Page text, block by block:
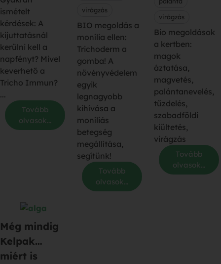
ismételt
kérdések: A
kijuttatásnál
kerülni kell a
napfényt? Mivel
keverhető a
Tricho Immun?
...
Tovább
olvasok...
virágzás
BIO megoldás a
monília ellen:
Trichoderm a
gomba! A
növényvédelem
egyik
legnagyobb
kihívása a
moníliás
betegség
megállítása,
segítünk!
Tovább
olvasok...
virágzás
Bio megoldások
a kertben:
magok
áztatása,
magvetés,
palántanevelés,
tűzdelés,
szabadföldi
kiültetés,
virágzás
Tovább
olvasok...
Még mindig
Kelpak…
miért is